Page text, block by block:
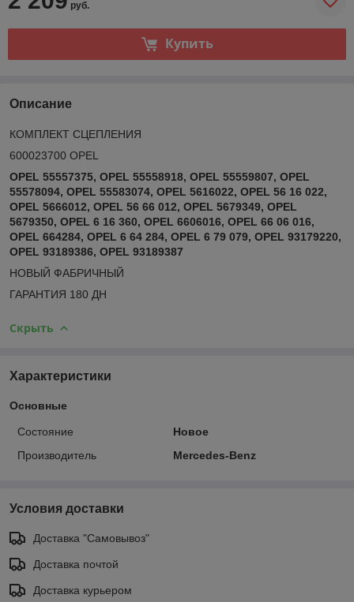
руб.
Купить
Описание
КОМПЛЕКТ СЦЕПЛЕНИЯ
600023700 OPEL
OPEL 55557375, OPEL 55558918, OPEL 55559807, OPEL
55578094, OPEL 55583074, OPEL 5616022, OPEL 56 16 022,
OPEL 5666012, OPEL 56 66 012, OPEL 5679349, OPEL
5679350, OPEL 6 16 360, OPEL 6606016, OPEL 66 06 016,
OPEL 664284, OPEL 6 64 284, OPEL 6 79 079, OPEL 93179220,
OPEL 93189386, OPEL 93189387
НОВЫЙ ФАБРИЧНЫЙ
ГАРАНТИЯ 180 ДН
Скрыть
Характеристики
Основные
Состояние
Новое
Производитель
Mercedes-Benz
Условия доставки
Доставка "Самовывоз"
Доставка почтой
Доставка курьером